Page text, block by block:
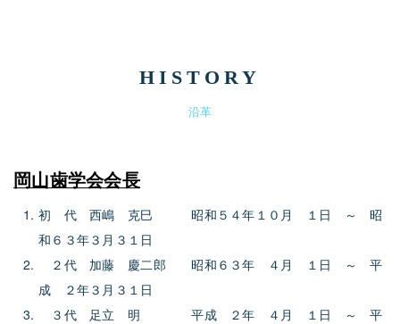
HISTORY
沿革
岡山歯学会会長
初 代 西嶋 克巳 昭和５４年１０月 １日 ～ 昭
和６３年３月３１日
２代 加藤 慶二郎 昭和６３年 ４月 １日 ～ 平
成 ２年３月３１日
３代 足立 明 平成 ２年 ４月 １日 ～ 平